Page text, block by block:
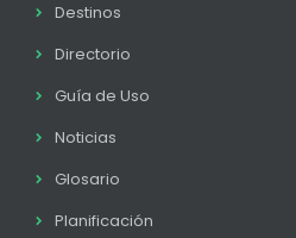
Destinos
Directorio
Guía de Uso
Noticias
Glosario
Planificación